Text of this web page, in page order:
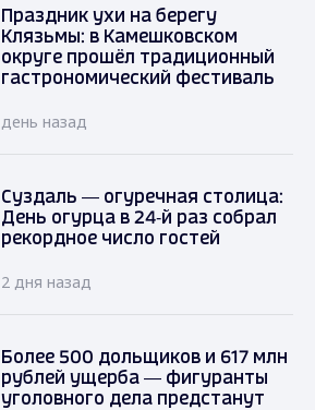
Праздник ухи на берегу
Клязьмы: в Камешковском
округе прошёл традиционный
гастрономический фестиваль
день назад
Суздаль — огуречная столица:
День огурца в 24‑й раз собрал
рекордное число гостей
2 дня назад
Более 500 дольщиков и 617 млн
рублей ущерба — фигуранты
уголовного дела предстанут